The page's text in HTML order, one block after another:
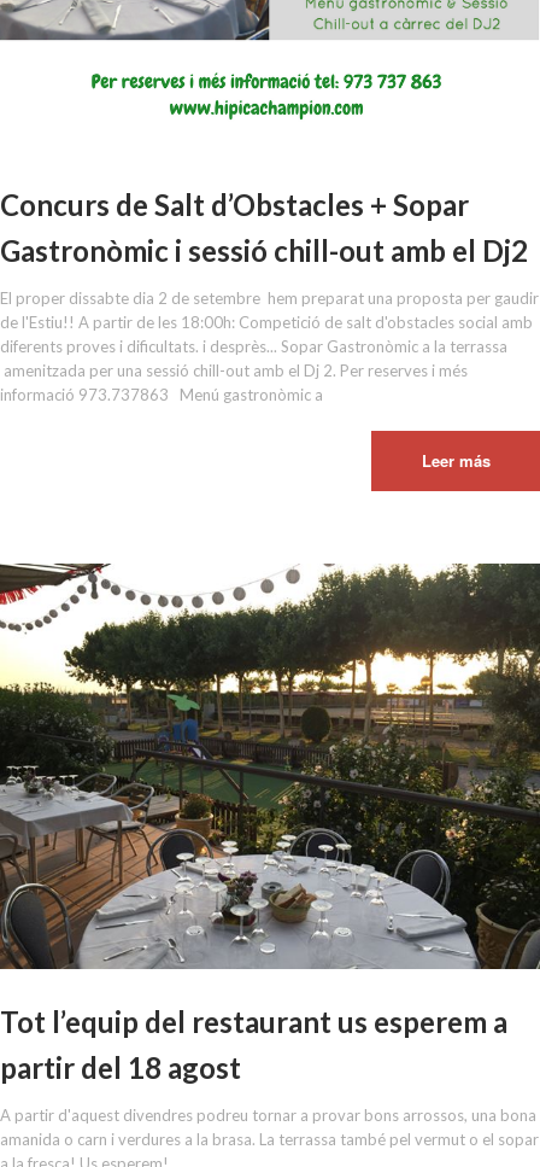
Concurs de Salt d’Obstacles + Sopar
Gastronòmic i sessió chill-out amb el Dj2
El proper dissabte dia 2 de setembre hem preparat una proposta per gaudir
de l'Estiu!! A partir de les 18:00h: Competició de salt d'obstacles social amb
diferents proves i dificultats. i desprès... Sopar Gastronòmic a la terrassa
amenitzada per una sessió chill-out amb el Dj 2. Per reserves i més
informació 973.737863 Menú gastronòmic a
Leer más
Tot l’equip del restaurant us esperem a
partir del 18 agost
A partir d'aquest divendres podreu tornar a provar bons arrossos, una bona
amanida o carn i verdures a la brasa. La terrassa també pel vermut o el sopar